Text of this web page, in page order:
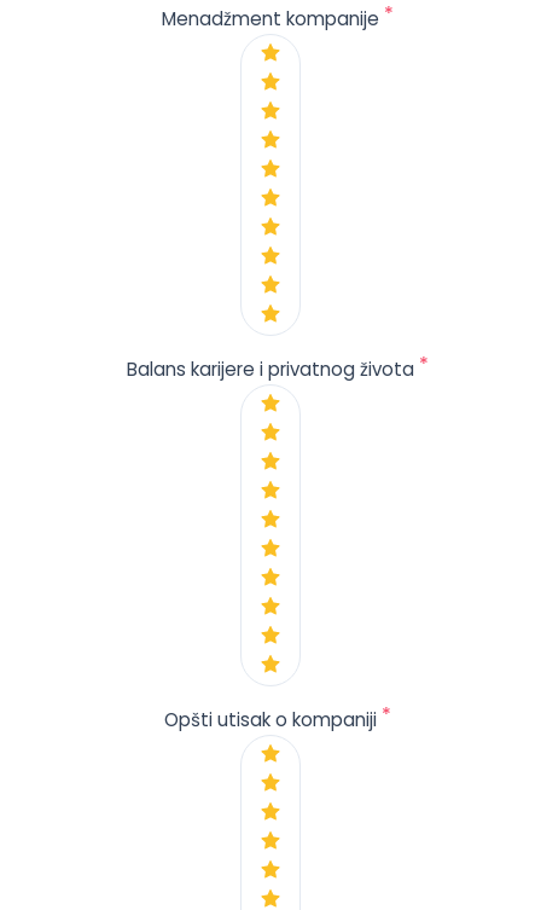
Menadžment kompanije *
Balans karijere i privatnog života *
Opšti utisak o kompaniji *